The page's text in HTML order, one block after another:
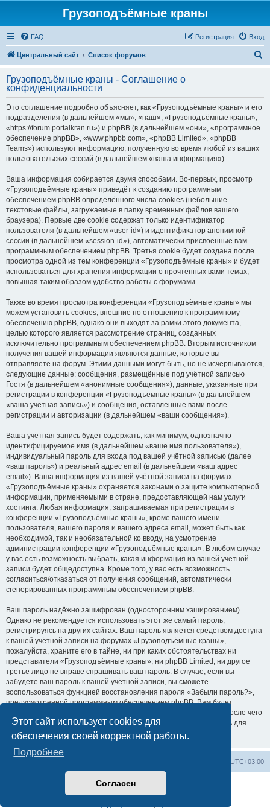
Этот сайт использует cookies для
обеспечения своей корректной работы.
Подробнее
Согласен
Грузоподъёмные краны
FAQ Вход
Регистрация
Центральный сайт Список форумов
с
Грузоподъёмные краны - Соглашение о
конфиденциальности
Это соглашение подробно объясняет, как «Грузоподъёмные краны» и его
подразделения (в дальнейшем «мы», «наш», «Грузоподъёмные краны»,
«https://forum.portalkran.ru») и phpBB (в дальнейшем «они», «программное
обеспечение phpBB», «www.phpbb.com», «phpBB Limited», «phpBB
Teams») используют информацию, полученную во время любой из ваших
пользовательских сессий (в дальнейшем «ваша информация»).
Ваша информация собирается двумя способами. Во-первых, просмотр
«Грузоподъёмные краны» приведёт к созданию программным
обеспечением phpBB определённого числа cookies (небольшие
текстовые файлы, загружаемые в папку временных файлов вашего
браузера). Первые две cookie содержат только идентификатор
пользователя (в дальнейшем «user-id») и идентификатор анонимной
сессии (в дальнейшем «session-id»), автоматически присвоенные вам
программным обеспечением phpBB. Третья cookie будет создана после
просмотра одной из тем конференции «Грузоподъёмные краны» и будет
использоваться для хранения информации о прочтённых вами темах,
повышая таким образом удобство работы с форумами.
Также во время просмотра конференции «Грузоподъёмные краны» мы
можем установить cookies, внешние по отношению к программному
обеспечению phpBB, однако они выходят за рамки этого документа,
целью которого является рассмотрение страниц, созданных
исключительно программным обеспечением phpBB. Вторым источником
получения вашей информации являются данные, которые вы
отправляете на форум. Этими данными могут быть, но не исчерпываются,
следующие данные: сообщения, размещённые под учётной записью
Гостя (в дальнейшем «анонимные сообщения»), данные, указанные при
регистрации в конференции «Грузоподъёмные краны» (в дальнейшем
«ваша учётная запись») и сообщения, оставленные вами после
регистрации и авторизации (в дальнейшем «ваши сообщения»).
Ваша учётная запись будет содержать, как минимум, однозначно
идентифицируемое имя (в дальнейшем «ваше имя пользователя»),
индивидуальный пароль для входа под вашей учётной записью (далее
«ваш пароль») и реальный адрес email (в дальнейшем «ваш адрес
email»). Ваша информация из вашей учётной записи на форумах
«Грузоподъёмные краны» охраняется законами о защите компьютерной
информации, применяемыми в стране, предоставляющей нам услуги
хостинга. Любая информация, запрашиваемая при регистрации в
конференции «Грузоподъёмные краны», кроме вашего имени
пользователя, вашего пароля и вашего адреса email, может быть как
необходимой, так и необязательной ко вводу, на усмотрение
администрации конференции «Грузоподъёмные краны». В любом случае
у вас есть возможность выбрать, какая информация из вашей учётной
записи будет общедоступна. Кроме того, у вас есть возможность
согласиться/отказаться от получения сообщений, автоматически
сгенерированных программным обеспечением phpBB.
Ваш пароль надёжно зашифрован (односторонним хэшированием).
Однако не рекомендуется использовать этот же самый пароль,
регистрируясь на других сайтах. Ваш пароль является средством доступа
к вашей учётной записи на форумах «Грузоподъёмные краны»,
пожалуйста, храните его в тайне, ни при каких обстоятельствах ни
представители «Грузоподъёмные краны», ни phpBB Limited, ни другое
третье лицо не вправе спрашивать ваш пароль. В случае, если вы
забудете ваш пароль к вашей учётной записи, вы сможете
воспользоваться функцией восстановления пароля «Забыли пароль?»,
предусмотренной программным обеспечением phpBB. Вам будет
необходимо ввести ваше имя пользователя и ваш адрес email, после чего
программное обеспечение phpBB сгенерирует вам новый пароль для
вашей учётной записи.
UTC+03:00
Создано на основеphpBB® Forum Software © phpBB Limited
Русская поддержка phpBB